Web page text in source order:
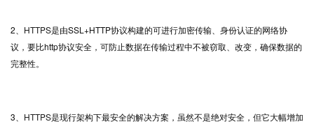
2 HTTPS是由SSL+HTTP协议构建的可进行加密传输、身份认证的网络协
议，要比http协议安全，可防止数据在传输过程中不被窃取、改变，确保数据的
完整性。
3 HTTPS是现行架构下最安全的解决方案，虽然不是绝对安全，但它大幅增加